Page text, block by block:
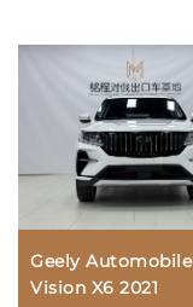
Geely Automobile
Vision X6 2021